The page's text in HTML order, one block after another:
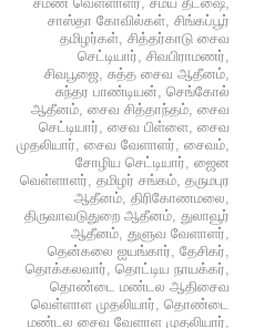
சாஸ்தா கோவில்கள், சிங்கப்பூர்
தமிழர்கள், சித்தர்காடு சைவ
செட்டியார், சிவபிராமணர்,
சிவபூஜை, சுத்த சைவ ஆதீனம்,
சுந்தர பாண்டியன், செங்கோல்
ஆதீனம், சைவ சித்தாந்தம், சைவ
செட்டியார், சைவ பிள்ளை, சைவ
முதலியார், சைவ வேளாளர், சைவம்,
சோழிய செட்டியார், ஜைன
வெள்ளாளர், தமிழர் சங்கம், தருமபுர
ஆதீனம், திரிகோணமலை,
திருவாவடுதுறை ஆதீனம், துலாவூர்
ஆதீனம், துளுவ வேளாளர்,
தென்கலை ஐயங்கார், தேசிகர்,
தொக்கலவார், தொட்டிய நாயக்கர்,
தொண்டை மண்டல ஆதிசைவ
வெள்ளாள முதலியார், தொண்டை
மண்டல சைவ வேளாள முதலியார்,